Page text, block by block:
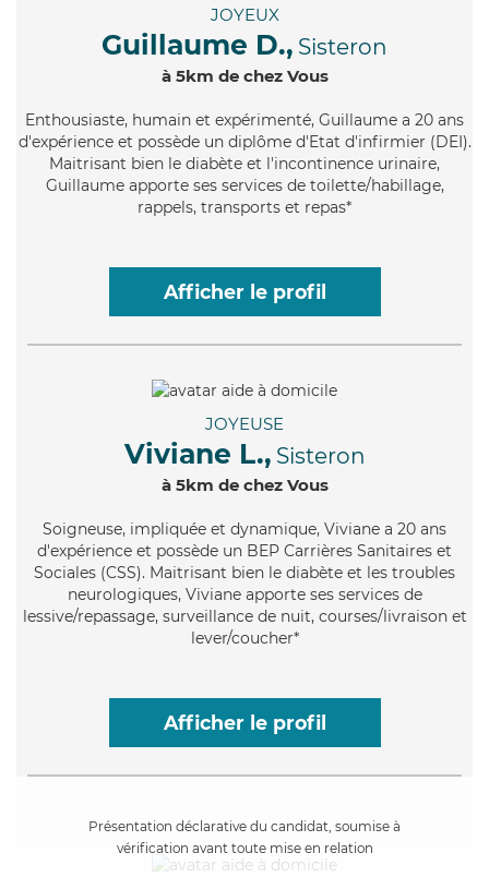
JOYEUX
Guillaume D., Sisteron
à 5km de chez Vous
Enthousiaste, humain et expérimenté, Guillaume a 20 ans
d'expérience et possède un diplôme d'Etat d'infirmier (DEI).
Maitrisant bien le diabète et l'incontinence urinaire,
Guillaume apporte ses services de toilette/habillage,
rappels, transports et repas*
Afficher le profil
JOYEUSE
Viviane L., Sisteron
à 5km de chez Vous
Soigneuse, impliquée et dynamique, Viviane a 20 ans
d'expérience et possède un BEP Carrières Sanitaires et
Sociales (CSS). Maitrisant bien le diabète et les troubles
neurologiques, Viviane apporte ses services de
lessive/repassage, surveillance de nuit, courses/livraison et
lever/coucher*
Afficher le profil
Présentation déclarative du candidat, soumise à
vérification avant toute mise en relation